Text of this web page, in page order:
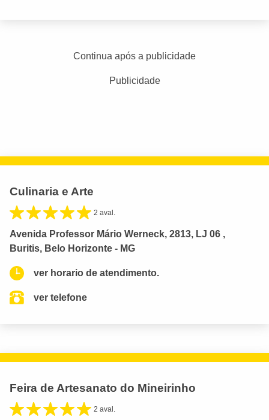
Continua após a publicidade
Publicidade
Culinaria e Arte
2 aval.
Avenida Professor Mário Werneck, 2813, LJ 06 ,
Buritis, Belo Horizonte - MG
ver horario de atendimento.
ver telefone
Feira de Artesanato do Mineirinho
2 aval.